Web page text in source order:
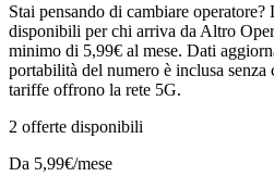
Stai pensando di cambiare
disponibili per chi arriva da Altro
minimo di 5,99€ al mese. Dati
portabilità del numero è inclusa
tariffe offrono la rete 5G.
2 offerte disponibili
Da 5,99€/mese